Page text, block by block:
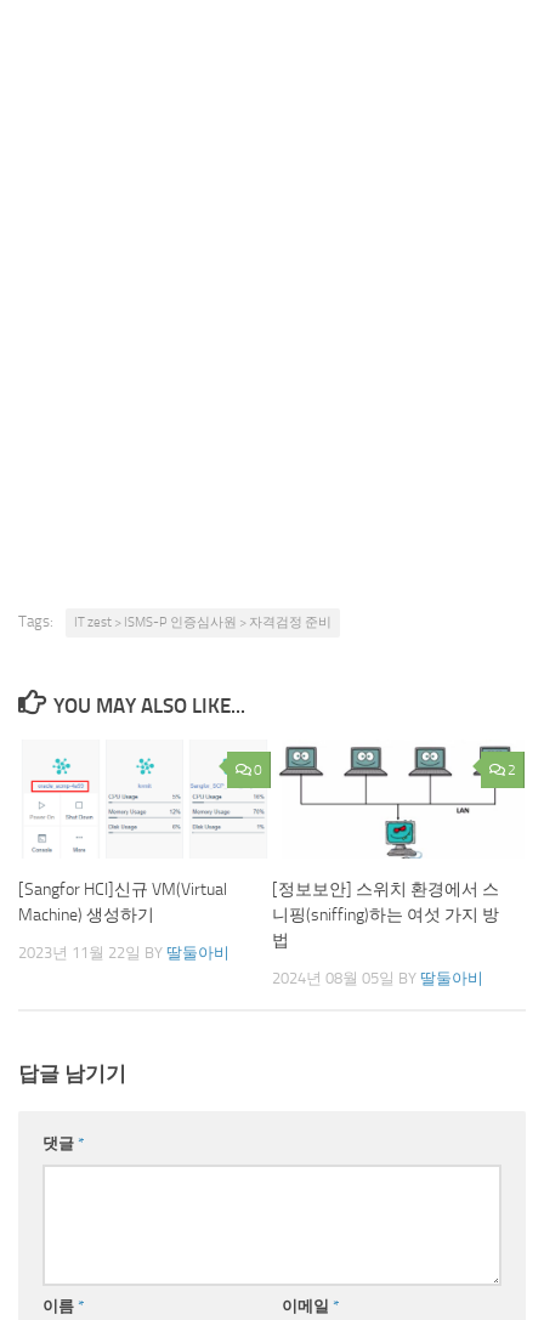
Tags: IT zest > ISMS-P 인증심사원 > 자격검정 준비
YOU MAY ALSO LIKE...
0
[Sangfor HCI]신규 VM(Virtual
Machine) 생성하기
2023년 11월 22일 BY 딸둘아비
2
[정보보안] 스위치 환경에서 스
니핑(sniffing)하는 여섯 가지 방
법
2024년 08월 05일 BY 딸둘아비
답글 남기기
댓글 *
이름 * 이메일 *